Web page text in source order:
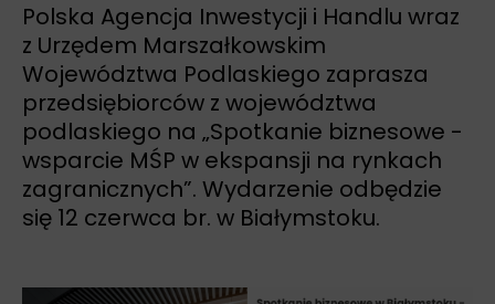
Polska Agencja Inwestycji i Handlu wraz
z Urzędem Marszałkowskim
Województwa Podlaskiego zaprasza
przedsiębiorców z województwa
podlaskiego na „Spotkanie biznesowe -
wsparcie MŚP w ekspansji na rynkach
zagranicznych”. Wydarzenie odbędzie
się 12 czerwca br. w Białymstoku.